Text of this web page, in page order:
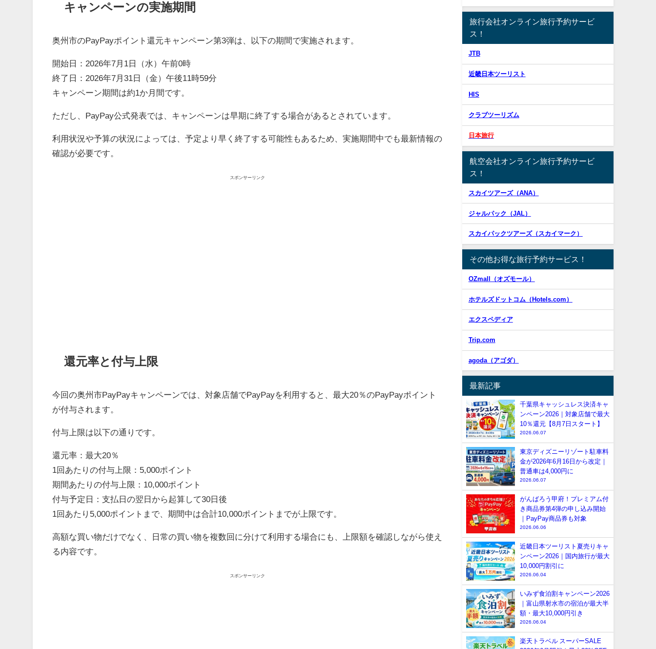
キャンペーンの実施期間
奥州市のPayPayポイント還元キャンペーン第3弾は、以下の期間で実施されます。
開始日：2026年7月1日（水）午前0時
終了日：2026年7月31日（金）午後11時59分
キャンペーン期間は約1か月間です。
ただし、PayPay公式発表では、キャンペーンは早期に終了する場合があるとされています。
利用状況や予算の状況によっては、予定より早く終了する可能性もあるため、実施期間中でも最新情報の
確認が必要です。
スポンサーリンク
還元率と付与上限
今回の奥州市PayPayキャンペーンでは、対象店舗でPayPayを利用すると、最大20％のPayPayポイント
が付与されます。
付与上限は以下の通りです。
還元率：最大20％
1回あたりの付与上限：5,000ポイント
期間あたりの付与上限：10,000ポイント
付与予定日：支払日の翌日から起算して30日後
1回あたり5,000ポイントまで、期間中は合計10,000ポイントまでが上限です。
高額な買い物だけでなく、日常の買い物を複数回に分けて利用する場合にも、上限額を確認しながら使え
る内容です。
スポンサーリンク
旅行会社オンライン旅行予約サービ
ス！
JTB
近畿日本ツーリスト
HIS
クラブツーリズム
日本旅行
航空会社オンライン旅行予約サービ
ス！
スカイツアーズ（ANA）
ジャルパック（JAL）
スカイパックツアーズ（スカイマーク）
その他お得な旅行予約サービス！
OZmall（オズモール）
ホテルズドットコム（Hotels.com）
エクスペディア
Trip.com
agoda（アゴダ）
最新記事
千葉県キャッシュレス決済キャ
ンペーン2026｜対象店舗で最大
10％還元【8月7日スタート】
2026.06.07
東京ディズニーリゾート駐車料
金が2026年6月16日から改定｜
普通車は4,000円に
2026.06.07
がんばろう甲府！プレミアム付
き商品券第4弾の申し込み開始
｜PayPay商品券も対象
2026.06.06
近畿日本ツーリスト夏売りキャ
ンペーン2026｜国内旅行が最大
10,000円割引に
2026.06.04
いみず食泊割キャンペーン2026
｜富山県射水市の宿泊が最大半
額・最大10,000円引き
2026.06.04
楽天トラベル スーパーSALE